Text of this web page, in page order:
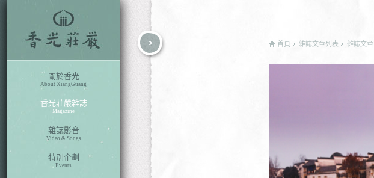
關於香光
About XiangGuang
香光莊嚴雜誌
Magazine
雜誌影音
Video & Songs
特別企劃
Events
首頁 雜誌文章列表 雜誌文章